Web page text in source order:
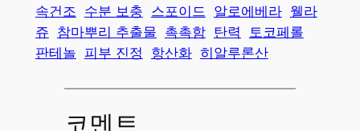
속건조 수분 보충 스포이드 알로에베라 웰라
쥬 참마뿌리 추출물 촉촉함 탄력
토코페롤
판테놀 피부 진정 항산화 히알루론산